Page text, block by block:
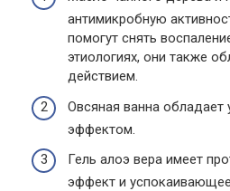
антимикробную
помогут снять
этиологиях, они также
действием.
Овсяная ванна
эффектом.
Гель алоэ вера имеет
эффект и